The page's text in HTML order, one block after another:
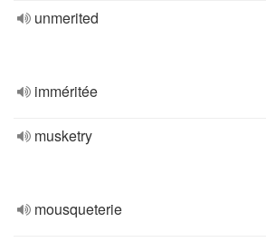
unmerited
imméritée
musketry
mousqueterie